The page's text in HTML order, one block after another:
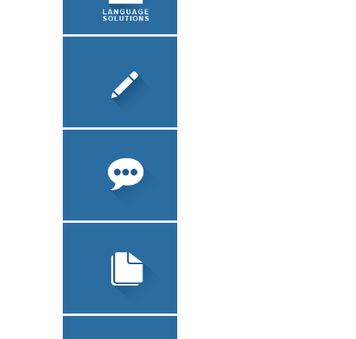
ДОКУМЕНТОВ
ЛОКАЛИЗАЦИЯ
ПО
ТЕХНИЧЕСКИЙ
ПЕРЕВОД